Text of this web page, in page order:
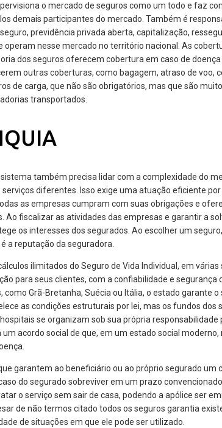
o mercado de seguros como um todo e faz
demais participantes do mercado. Também é
previdência privada aberta, capitalização,
operam nesse mercado no território nacional. As
dos seguros oferecem cobertura em caso de
outras coberturas, como bagagem, atraso de voo,
de carga, que não são obrigatórios, mas que são
transportados.
também precisa lidar com a complexidade do
serviços diferentes. Isso exige uma atuação eficiente
as empresas cumpram com suas obrigações e
Ao fiscalizar as atividades das empresas e garantir a
os interesses dos segurados. Ao escolher um
a reputação da seguradora.
ilimitados do Seguro de Vida Individual, em
para seus clientes, com a confiabilidade e segurança
como Grã-Bretanha, Suécia ou Itália, o estado garante
as condições estruturais por lei, mas os fundos dos
se organizam sob sua própria
um acordo social de que, em um estado social
garantem ao beneficiário ou ao próprio segurado um
do segurado sobreviver em um prazo
o serviço sem sair de casa, podendo a apólice ser
de não termos citado todos os seguros garantia
de situações em que ele pode ser utilizado.